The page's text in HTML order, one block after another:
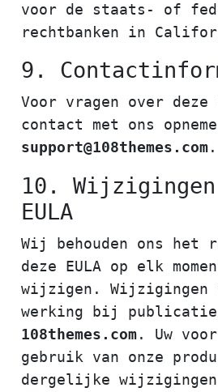
voor de staats- of
rechtbanken in
9.
Voor vragen over deze
contact met ons
support@108themes.com .
10.
EULA
Wij behouden ons het
deze EULA op elk
wijzigen. Wijzigingen
werking bij publicatie
108themes.com . Uw
gebruik van onze
dergelijke